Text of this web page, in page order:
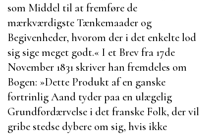
som Middel til at fremføre de
mærkværdigste Tænkemaader og
Begivenheder, hvorom der i det enkelte lod
sig sige meget godt.« I et Brev fra 17de
November 1831 skriver han fremdeles om
Bogen: »Dette Produkt af en ganske
fortrinlig Aand tyder paa en ulægelig
Grundfordærvelse i det franske Folk, der vil
gribe stedse dybere om sig, hvis ikke